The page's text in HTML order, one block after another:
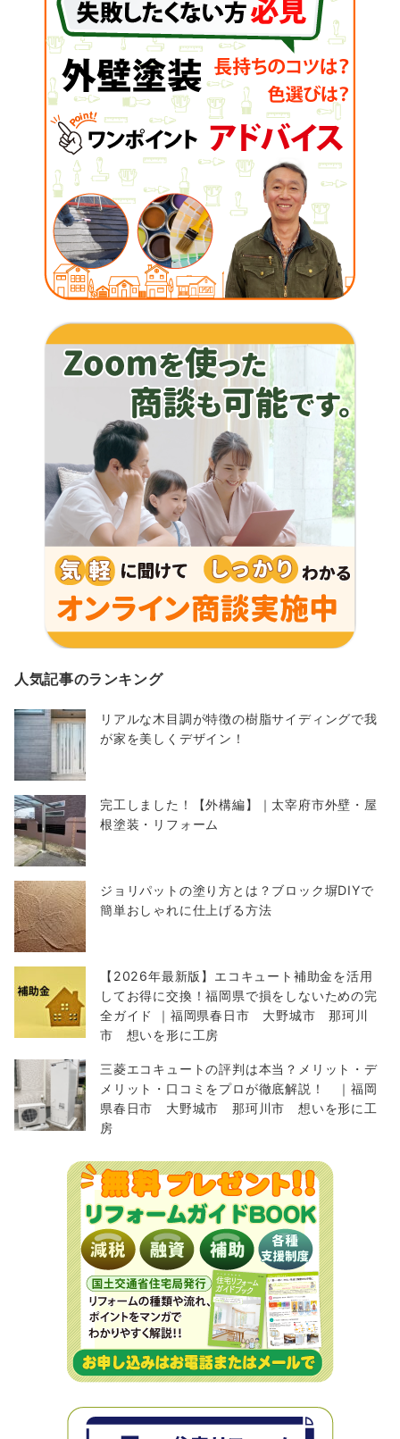
人気記事のランキング
リアルな木目調が特徴の樹脂サイディングで我
が家を美しくデザイン！
完工しました！【外構編】｜太宰府市外壁・屋
根塗装・リフォーム
ジョリパットの塗り方とは？ブロック塀DIYで
簡単おしゃれに仕上げる方法
【2026年最新版】エコキュート補助金を活用
してお得に交換！福岡県で損をしないための完
全ガイド ｜福岡県春日市 大野城市 那珂川
市 想いを形に工房
三菱エコキュートの評判は本当？メリット・デ
メリット・口コミをプロが徹底解説！ ｜福岡
県春日市 大野城市 那珂川市 想いを形に工
房